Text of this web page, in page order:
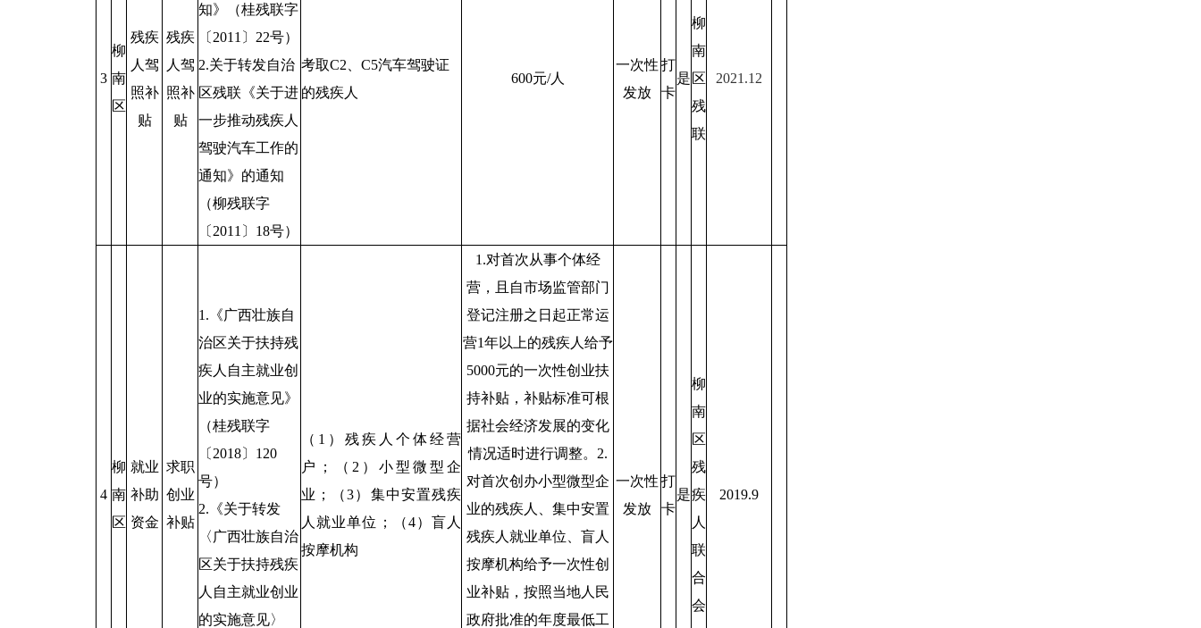
3
柳
南
区
残疾
人驾
照补
贴
残疾
人驾
照补
贴
知》（桂残联字
〔2011〕22号）
2.关于转发自治
区残联《关于进
一步推动残疾人
驾驶汽车工作的
通知》的通知
（柳残联字
〔2011〕18号）
考取C2、C5汽车驾驶证
的残疾人
600元/人
一次性
发放
打
卡
是
柳
南
区
残
联
2021.12
4
柳
南
区
就业
补助
资金
求职
创业
补贴
1.《广西壮族自
治区关于扶持残
疾人自主就业创
业的实施意见》
（桂残联字
〔2018〕120
号）
2.《关于转发
〈广西壮族自治
区关于扶持残疾
人自主就业创业
的实施意见〉
（1）残疾人个体经营
户；（2）小型微型企
业；（3）集中安置残疾
人就业单位；（4）盲人
按摩机构
1.对首次从事个体经
营，且自市场监管部门
登记注册之日起正常运
营1年以上的残疾人给予
5000元的一次性创业扶
持补贴，补贴标准可根
据社会经济发展的变化
情况适时进行调整。2.
对首次创办小型微型企
业的残疾人、集中安置
残疾人就业单位、盲人
按摩机构给予一次性创
业补贴，按照当地人民
政府批准的年度最低工
一次性
发放
打
卡
是
柳
南
区
残
疾
人
联
合
会
2019.9